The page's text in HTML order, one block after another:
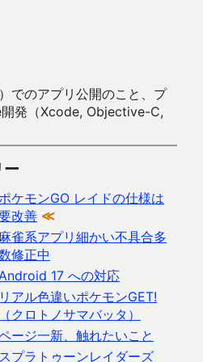
でのアプリ公開のこと、プ
開発（Xcode, Objective-C,
ー
ケモンGO レイドの仕様は
改善 ≪
麻雀系アプリ細かい不具合多
修正中
17 への対応
リアル色違いポケモンGET!
（クロトノサマバッタ）
ージ一新、触れたいこと
スプラトゥーンレイダーズ